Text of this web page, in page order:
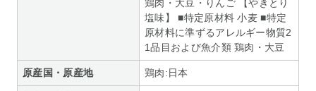
鶏肉・大豆・りんご 【やきとり
塩味】 ■特定原材料 小麦 ■特定
原材料に準ずるアレルギー物質2
1品目および魚介類 鶏肉・大豆
原産国・原産地 鶏肉:日本